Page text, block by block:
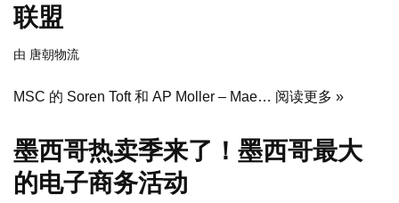
联盟
由 唐朝物流
MSC 的 Soren Toft 和 AP Moller – Mae… 阅读更多 »
墨西哥热卖季来了！墨西哥最大
的电子商务活动